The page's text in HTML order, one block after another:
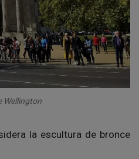
Wellington
la escultura de bronce